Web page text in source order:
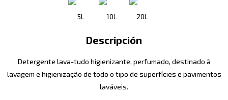
5L 10L 20L
Descripción
Detergente lava-tudo higienizante, perfumado, destinado à
lavagem e higienização de todo o tipo de superfícies e pavimentos
laváveis.